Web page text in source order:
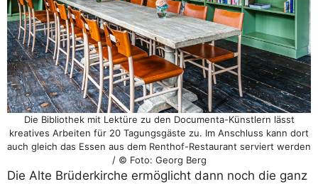
Die Bibliothek mit Lektüre zu den Documenta-Künstlern lässt
kreatives Arbeiten für 20 Tagungsgäste zu. Im Anschluss kann dort
auch gleich das Essen aus dem Renthof-Restaurant serviert werden
/ © Foto: Georg Berg
Die Alte Brüderkirche ermöglicht dann noch die ganz